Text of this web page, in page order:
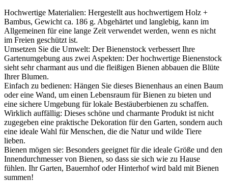
Hochwertige Materialien: Hergestellt aus hochwertigem Holz +
Bambus, Gewicht ca. 186 g. Abgehärtet und langlebig, kann im
Allgemeinen für eine lange Zeit verwendet werden, wenn es nicht
im Freien geschützt ist.
Umsetzen Sie die Umwelt: Der Bienenstock verbessert Ihre
Gartenumgebung aus zwei Aspekten: Der hochwertige Bienenstock
sieht sehr charmant aus und die fleißigen Bienen abbauen die Blüte
Ihrer Blumen.
Einfach zu bedienen: Hängen Sie dieses Bienenhaus an einen Baum
oder eine Wand, um einen Lebensraum für Bienen zu bieten und
eine sichere Umgebung für lokale Bestäuberbienen zu schaffen.
Wirklich auffällig: Dieses schöne und charmante Produkt ist nicht
zugegeben eine praktische Dekoration für den Garten, sondern auch
eine ideale Wahl für Menschen, die die Natur und wilde Tiere
lieben.
Bienen mögen sie: Besonders geeignet für die ideale Größe und den
Innendurchmesser von Bienen, so dass sie sich wie zu Hause
fühlen. Ihr Garten, Bauernhof oder Hinterhof wird bald mit Bienen
summen!